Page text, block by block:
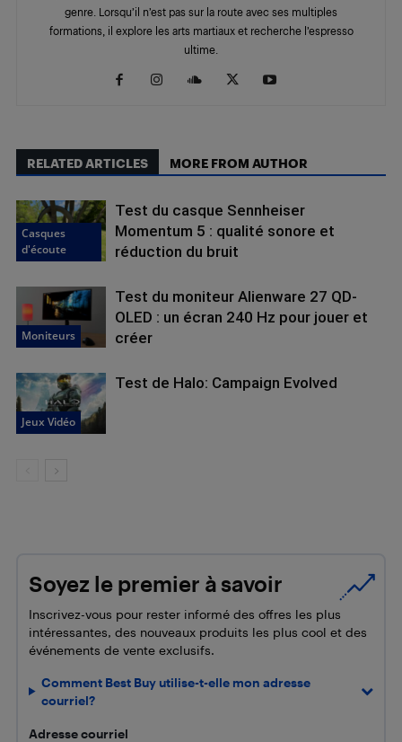
genre. Lorsqu’il n’est pas sur la route avec ses multiples
formations, il explore les arts martiaux et recherche l’espresso
ultime.
RELATED ARTICLES MORE FROM AUTHOR
Casques
d'écoute
Test du casque Sennheiser
Momentum 5 : qualité sonore et
réduction du bruit
Moniteurs
Test du moniteur Alienware 27 QD-
OLED : un écran 240 Hz pour jouer et
créer
Jeux Vidéo
Test de Halo: Campaign Evolved
Soyez le premier à savoir
Inscrivez-vous pour rester informé des offres les plus
intéressantes, des nouveaux produits les plus cool et des
événements de vente exclusifs.
Comment Best Buy utilise-t-elle mon adresse
courriel?
Adresse courriel